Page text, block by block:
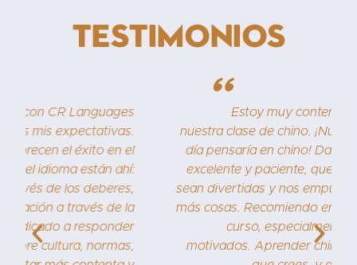
Testimonios
"Estoy muy contenta de escribir sobre
nuestra clase de chino. ¡Nunca soñé que algún
día pensaría en chino! Dandan es un profesor
excelente y paciente, que hace que las clases
sean divertidas y nos empuja a hacer cada vez
más cosas. Recomiendo encarecidamente este
curso, especialmente para estudiantes
motivados. Aprender chino es más fácil de lo